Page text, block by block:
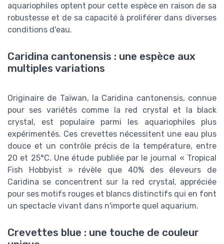
aquariophiles optent pour cette espèce en raison de sa
robustesse et de sa capacité à proliférer dans diverses
conditions d'eau.
Caridina cantonensis : une espèce aux
multiples variations
Originaire de Taïwan, la Caridina cantonensis, connue
pour ses variétés comme la red crystal et la black
crystal, est populaire parmi les aquariophiles plus
expérimentés. Ces crevettes nécessitent une eau plus
douce et un contrôle précis de la température, entre
20 et 25°C. Une étude publiée par le journal « Tropical
Fish Hobbyist » révèle que 40% des éleveurs de
Caridina se concentrent sur la red crystal, appréciée
pour ses motifs rouges et blancs distinctifs qui en font
un spectacle vivant dans n'importe quel aquarium.
Crevettes blue : une touche de couleur